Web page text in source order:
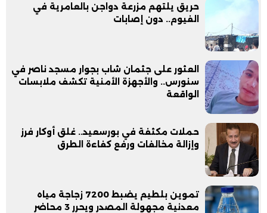
حريق يلتهم مزرعة دواجن بالعامرية في
الفيوم.. دون إصابات
العثور على جثمان شاب بجوار مسجد ناصر في
سنورس.. والأجهزة الأمنية تكشف ملابسات
الواقعة
حملات مكثفة في بورسعيد.. غلق أوكار فرز
وإزالة مخالفات ورفع كفاءة الطرق
تموين بلطيم يضبط 7200 زجاجة مياه
معدنية مجهولة المصدر ويحرر 3 محاضر